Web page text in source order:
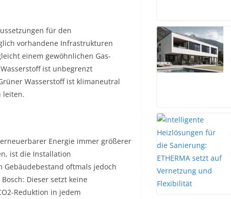
für den
vorhandene Infrastrukturen
einem gewöhnlichen Gas-
ist unbegrenzt
Wasserstoff ist klimaneutral
leiten.
Energie immer größerer
ist die Installation
Gebäudebestand oftmals jedoch
Dieser setzt keine
Reduktion in jedem